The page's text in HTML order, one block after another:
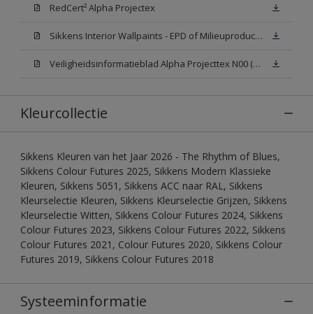
RedCert² Alpha Projectex
Sikkens Interior Wallpaints - EPD of Milieuproductverklaring
Veiligheidsinformatieblad Alpha Projecttex N00 (MSDS)
Kleurcollectie
Sikkens Kleuren van het Jaar 2026 - The Rhythm of Blues,
Sikkens Colour Futures 2025, Sikkens Modern Klassieke
Kleuren, Sikkens 5051, Sikkens ACC naar RAL, Sikkens
Kleurselectie Kleuren, Sikkens Kleurselectie Grijzen, Sikkens
Kleurselectie Witten, Sikkens Colour Futures 2024, Sikkens
Colour Futures 2023, Sikkens Colour Futures 2022, Sikkens
Colour Futures 2021, Colour Futures 2020, Sikkens Colour
Futures 2019, Sikkens Colour Futures 2018
Systeeminformatie